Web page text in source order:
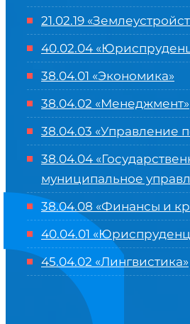
21.02.19
40.02.04
38.04.01 «Экономика»
38.04.02 «Менеджмент»
38.04.03 «Управление
38.04.04
муниципальное
38.04.08 «Финансы и
40.04.01
45.04.02 «Лингвистика»